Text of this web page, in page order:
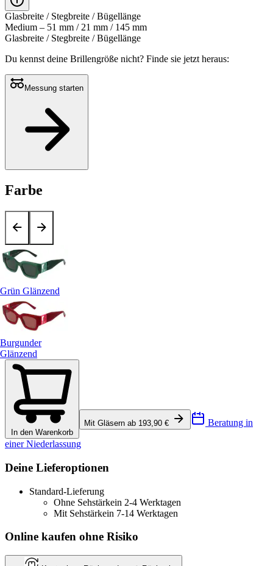
Glasbreite / Stegbreite / Bügellänge
Medium – 51 mm / 21 mm / 145 mm
Glasbreite / Stegbreite / Bügellänge
Du kennst deine Brillengröße nicht? Finde sie jetzt heraus:
Messung starten
Farbe
Grün Glänzend
Burgunder
Glänzend
In den Warenkorb
Mit Gläsern ab 193,90 € Beratung in
einer Niederlassung
Deine Lieferoptionen
Standard-Lieferung
Ohne Sehstärkein 2-4 Werktagen
Mit Sehstärkein 7-14 Werktagen
Online kaufen ohne Risiko